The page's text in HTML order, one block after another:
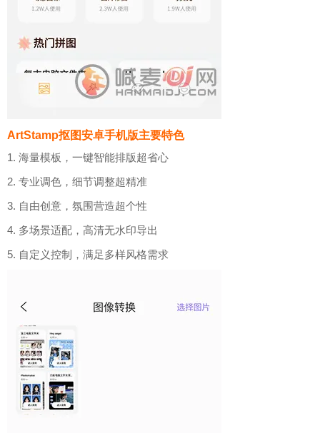
ArtStamp抠图安卓手机版主要特色
1. 海量模板，一键智能排版超省心
2. 专业调色，细节调整超精准
3. 自由创意，氛围营造超个性
4. 多场景适配，高清无水印导出
5. 自定义控制，满足多样风格需求